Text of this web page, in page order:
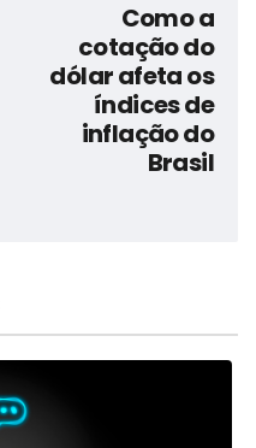
Como a
cotação do
dólar afeta os
índices de
inflação do
Brasil